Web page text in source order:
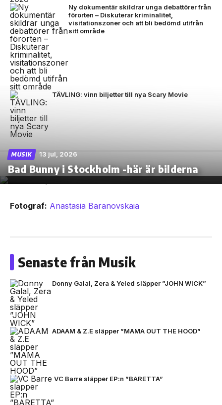
Ny dokumentär skildrar unga debattörer från
förorten – Diskuterar kriminalitet,
visitationszoner och att bli bedömd utifrån
sitt område
TÄVLING: vinn biljetter till nya Scary Movie
MUSIK 13 jul, 2026
Bad Bunny i Stockholm -här är bilderna
Fotograf: Anastasia Baranovskaia
Senaste från Musik
Donny Galal, Zera & Yeled släpper ”JOHN WICK”
ADAAM & Z.E släpper ”MAMA OUT THE HOOD”
VC Barre släpper EP:n ”BARETTA”